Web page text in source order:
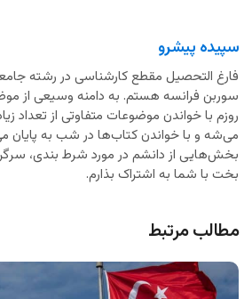
که
سینه
های
بزرگ
او
در
مرکز
و
بزرگش
مشخص
است
جذب
کاربر
بیشتر
که
تنها
شورت
و
سوتین
سیاه
بر
تن
سپیده پیشرو
فارغ التحصیل مقطع کارشناسی در رشته
سوربن فرانسه هستم. به دامنه وسیعی از
روزم با خواندن موضوعات متفاوتی از
می‌شه و با خواندن کتاب‌ها در شب به پایان
بخش‌هایی از دانشم در مورد شرط بندی،
بخت با شما به اشتراک بذارم.
مطالب مرتبط